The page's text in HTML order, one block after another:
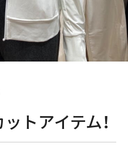
トアイテム！